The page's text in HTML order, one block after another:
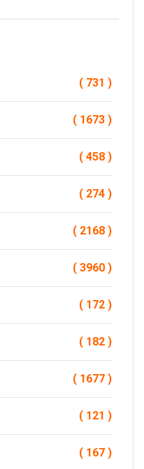
( 731 )
( 1673 )
( 458 )
( 274 )
( 2168 )
( 3960 )
( 172 )
( 182 )
( 1677 )
( 121 )
( 167 )